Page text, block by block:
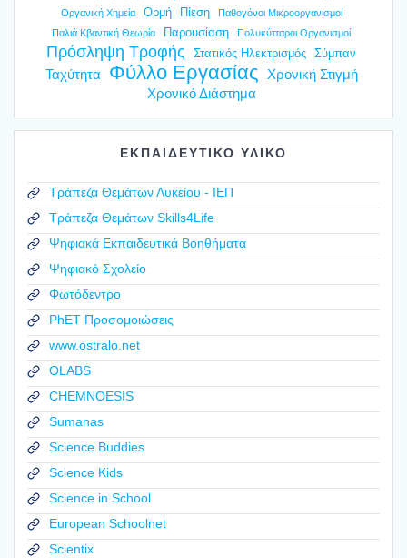
Οργανική Χημεία
Ορμή Πίεση
Παθογόνοι Μικροοργανισμοί
Παλιά Κβαντική Θεωρία
Παρουσίαση Πολυκύτταροι Οργανισμοί
Πρόσληψη Τροφής Στατικός Ηλεκτρισμός Σύμπαν
Ταχύτητα Φύλλο Εργασίας
Χρονική Στιγμή
Χρονικό Διάστημα
ΕΚΠΑΙΔΕΥΤΙΚΟ ΥΛΙΚΟ
Τράπεζα Θεμάτων Λυκείου - ΙΕΠ
Τράπεζα Θεμάτων Skills4Life
Ψηφιακά Εκπαιδευτικά Βοηθήματα
Ψηφιακό Σχολείο
Φωτόδεντρο
PhET Προσομοιώσεις
www.ostralo.net
OLABS
CHEMNOESIS
Sumanas
Science Buddies
Science Kids
Science in School
European Schoolnet
Scientix